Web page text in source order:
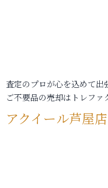
査定のプロが心を込めて出
ご不要品の売却はトレファ
アクイール芦屋店